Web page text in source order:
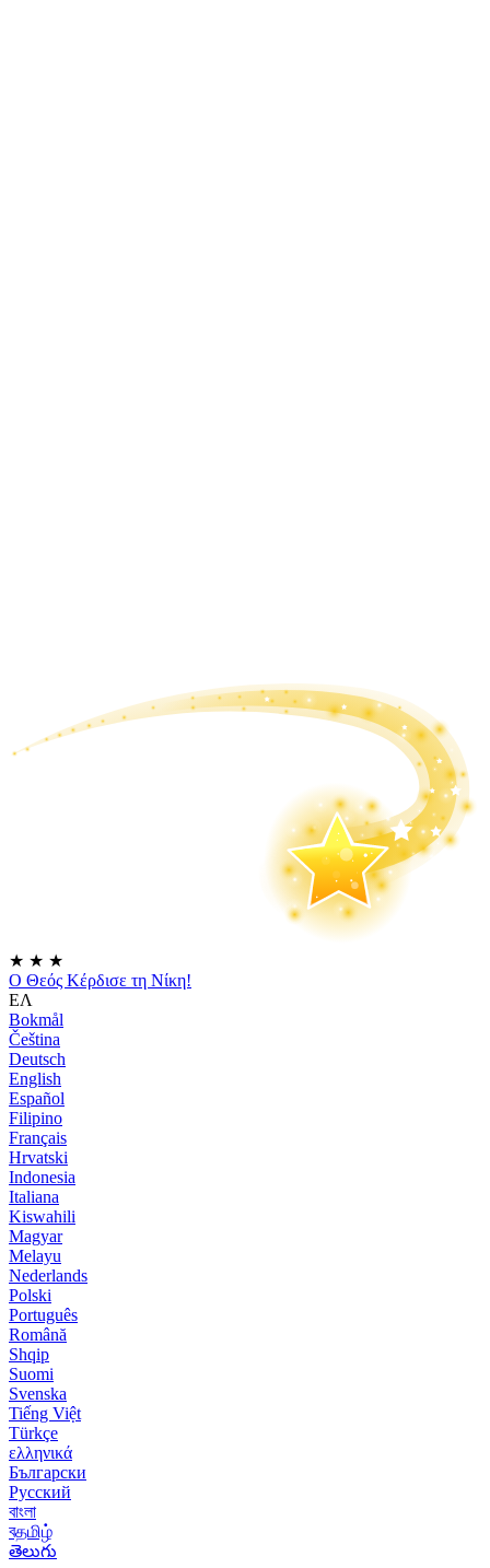
★ ★ ★
Ο Θεός Κέρδισε τη Νίκη!
ΕΛ
Bokmål
Čeština
Deutsch
English
Español
Filipino
Français
Hrvatski
Indonesia
Italiana
Kiswahili
Magyar
Melayu
Nederlands
Polski
Português
Română
Shqip
Suomi
Svenska
Tiếng Việt
Türkçe
ελληνικά
Български
Русский
বাংলা
বதமிழ்
తెలుగు